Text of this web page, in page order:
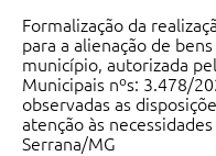
Formalização da
para a alienação de
município, autorizada
Municipais nºs: 3.478/
observadas as
atenção às
Serrana/MG